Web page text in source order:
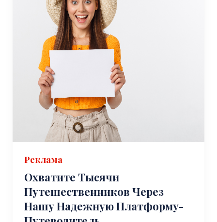
Реклама
Охватите Тысячи
Путешественников Через
Нашу Надежную Платформу-